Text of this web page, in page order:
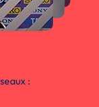
: